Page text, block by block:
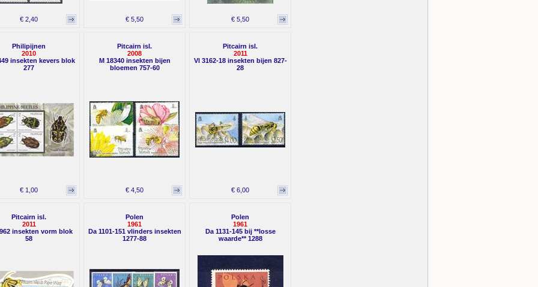
€ 2,40 € 5,50 € 5,50
Philipijnen
2010
insekten kevers blok
277
€ 1,00
Pitcairn isl.
2008
M 18340 insekten bijen
bloemen 757-60
€ 4,50
Pitcairn isl.
2011
Vl 3162-18 insekten bijen 827-
28
€ 6,00
Pitcairn isl.
2011
insekten vorm blok
58
Polen
1961
Da 1101-151 vlinders insekten
1277-88
Polen
1961
Da 1131-145 bij **losse
waarde** 1288